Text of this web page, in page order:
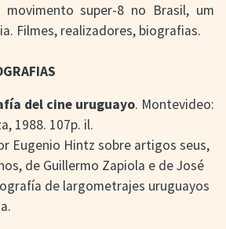
movimento super-8 no Brasil, um
Filmes, realizadores, biografias.
del cine uruguayo. Montevideo:
1988. 107p. il.
Eugenio Hintz sobre artigos seus,
de Guillermo Zapiola e de José
de largometrajes uruguayos